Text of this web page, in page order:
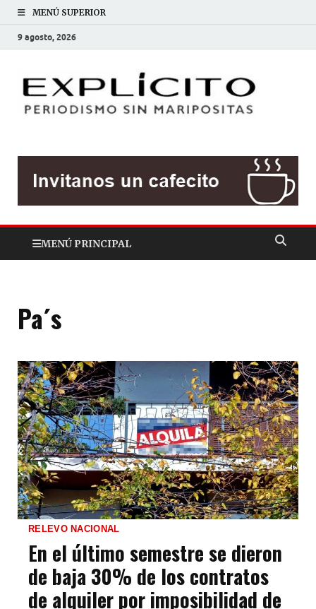
MENÚ SUPERIOR
9 agosto, 2026
MENÚ PRINCIPAL
Pa´s
RELEVO NACIONAL
En el último semestre se dieron
de baja 30% de los contratos
de alquiler por imposibilidad de